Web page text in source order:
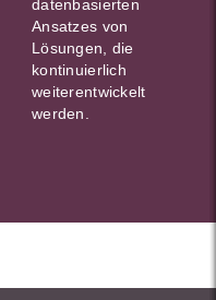
datenbasierten
Ansatzes von
Lösungen, die
kontinuierlich
weiterentwickelt
werden.